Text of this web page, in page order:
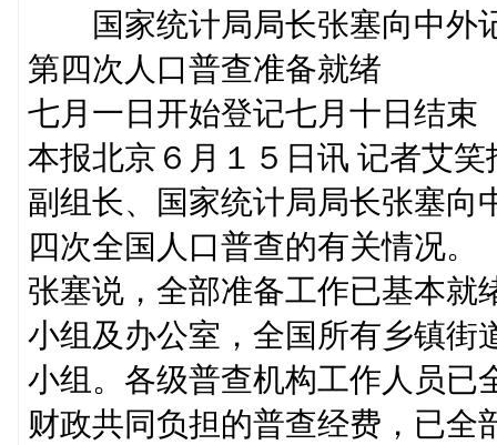
国家统计局局长张塞向中外
第四次人口普查准备就绪
七月一日开始登记七月十日结束
本报北京６月１５日讯 记者艾
副组长、国家统计局局长张塞向
四次全国人口普查的有关情况。
张塞说，全部准备工作已基本就
小组及办公室，全国所有乡镇街
小组。各级普查机构工作人员已
财政共同负担的普查经费，已全